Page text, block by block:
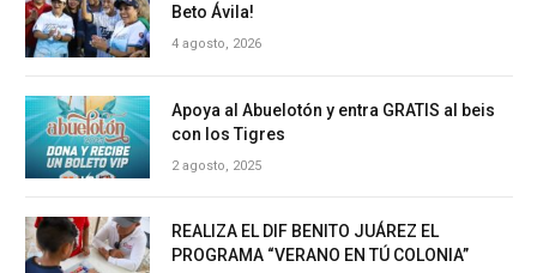
Beto Ávila!
4 agosto, 2026
Apoya al Abuelotón y entra GRATIS al beis
con los Tigres
2 agosto, 2025
REALIZA EL DIF BENITO JUÁREZ EL
PROGRAMA “VERANO EN TÚ COLONIA”